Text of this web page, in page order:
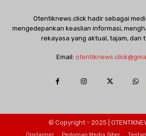
Otentiknews.click hadir sebagai
mengedepankan keaslian informasi,
rekayasa yang aktual, tajam, dan
Email:
© Copyright - 2025 |